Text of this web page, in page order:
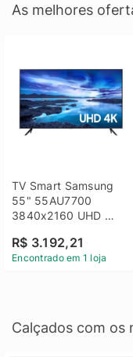
As melhores
TV Smart Samsung
55" 55AU7700
3840x2160 UHD
Bluetooth
R$ 3.192,21
Encontrado em 1 loja
Calçados com os